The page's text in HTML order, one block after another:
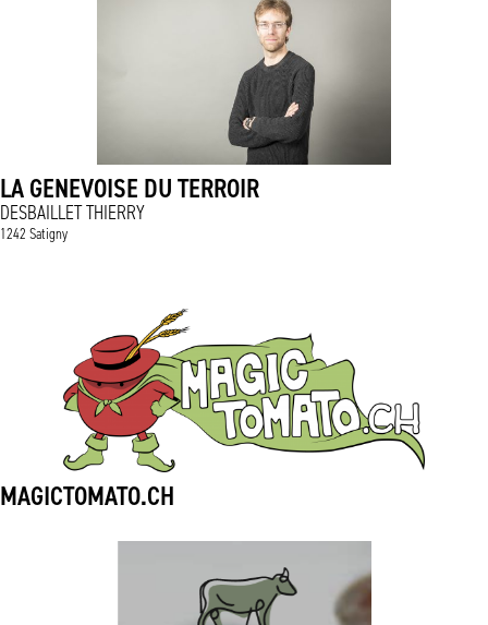
LA GENEVOISE DU TERROIR
DESBAILLET THIERRY
1242 Satigny
MAGICTOMATO.CH